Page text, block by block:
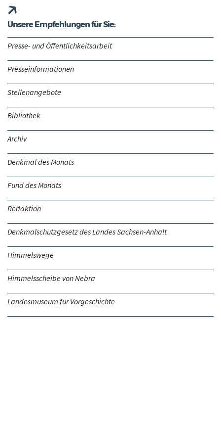
Unsere Empfehlungen für Sie:
Presse- und Öffentlichkeitsarbeit
Presseinformationen
Stellenangebote
Bibliothek
Archiv
Denkmal des Monats
Fund des Monats
Redaktion
Denkmalschutzgesetz des Landes Sachsen-Anhalt
Himmelswege
Himmelsscheibe von Nebra
Landesmuseum für Vorgeschichte